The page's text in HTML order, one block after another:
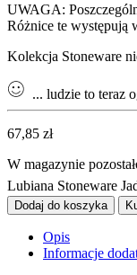
UWAGA:
Różnice te występują
Kolekcja Stoneware
... ludzie to teraz
67,85 zł
W magazynie
Lubiana Stoneware
Dodaj do koszyka
Opis
Informacje